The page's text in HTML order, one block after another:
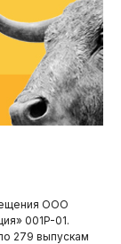
ООО
001P-01.
279 выпускам